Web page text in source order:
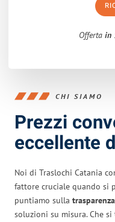
Offerta in
CHI SIAMO
Prezzi
eccellente
Noi di Traslochi Catania
fattore cruciale quando si
puntiamo sulla
soluzioni su misura. Che